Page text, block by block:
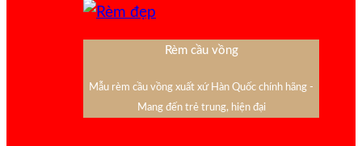
Rèm cầu vồng
Mẫu rèm cầu vồng xuất xứ Hàn Quốc chính hãng -
Mang đến trẻ trung, hiện đại